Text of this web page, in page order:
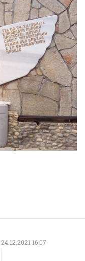
24.12.2021 16:07